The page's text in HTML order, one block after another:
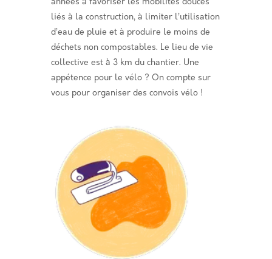
années à favoriser les mobilités douces
liés à la construction, à limiter l’utilisation
d’eau de pluie et à produire le moins de
déchets non compostables. Le lieu de vie
collective est à 3 km du chantier. Une
appétence pour le vélo ? On compte sur
vous pour organiser des convois vélo !